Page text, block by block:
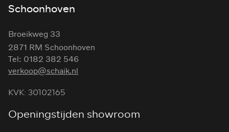
Schoonhoven
Broeikweg 33
2871 RM Schoonhoven
Tel: 0182 382 546
verkoop@schaik.nl
KVK: 30102165
Openingstijden showroom